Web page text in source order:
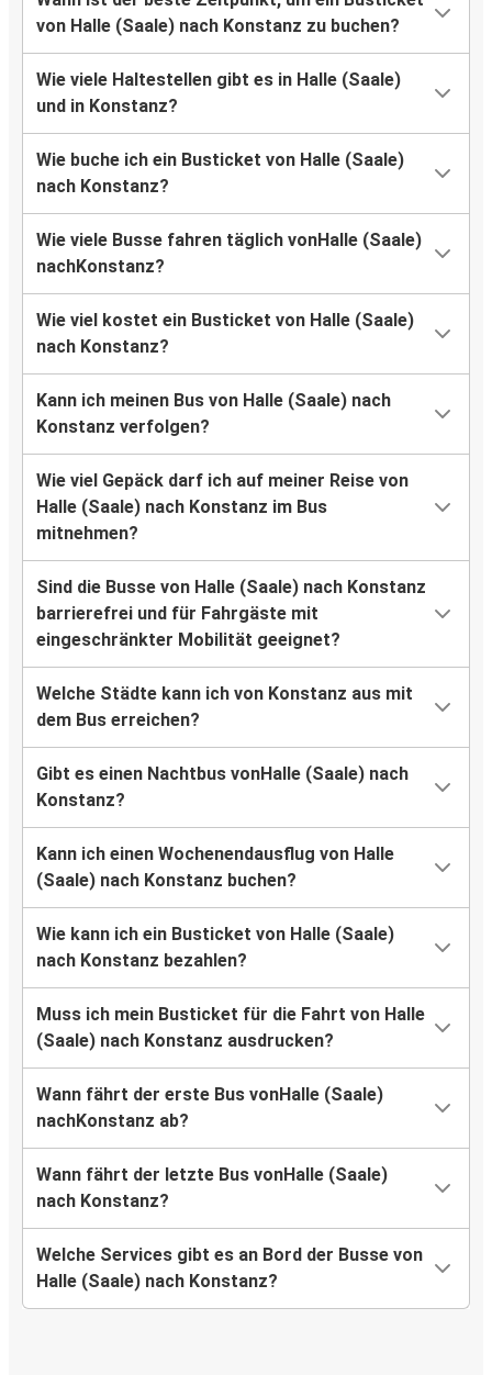
von Halle (Saale) nach Konstanz zu buchen?
Wie viele Haltestellen gibt es in Halle (Saale)
und in Konstanz?
Wie buche ich ein Busticket von Halle (Saale)
nach Konstanz?
Wie viele Busse fahren täglich vonHalle (Saale)
nachKonstanz?
Wie viel kostet ein Busticket von Halle (Saale)
nach Konstanz?
Kann ich meinen Bus von Halle (Saale) nach
Konstanz verfolgen?
Wie viel Gepäck darf ich auf meiner Reise von
Halle (Saale) nach Konstanz im Bus
mitnehmen?
Sind die Busse von Halle (Saale) nach Konstanz
barrierefrei und für Fahrgäste mit
eingeschränkter Mobilität geeignet?
Welche Städte kann ich von Konstanz aus mit
dem Bus erreichen?
Gibt es einen Nachtbus vonHalle (Saale) nach
Konstanz?
Kann ich einen Wochenendausflug von Halle
(Saale) nach Konstanz buchen?
Wie kann ich ein Busticket von Halle (Saale)
nach Konstanz bezahlen?
Muss ich mein Busticket für die Fahrt von Halle
(Saale) nach Konstanz ausdrucken?
Wann fährt der erste Bus vonHalle (Saale)
nachKonstanz ab?
Wann fährt der letzte Bus vonHalle (Saale)
nach Konstanz?
Welche Services gibt es an Bord der Busse von
Halle (Saale) nach Konstanz?